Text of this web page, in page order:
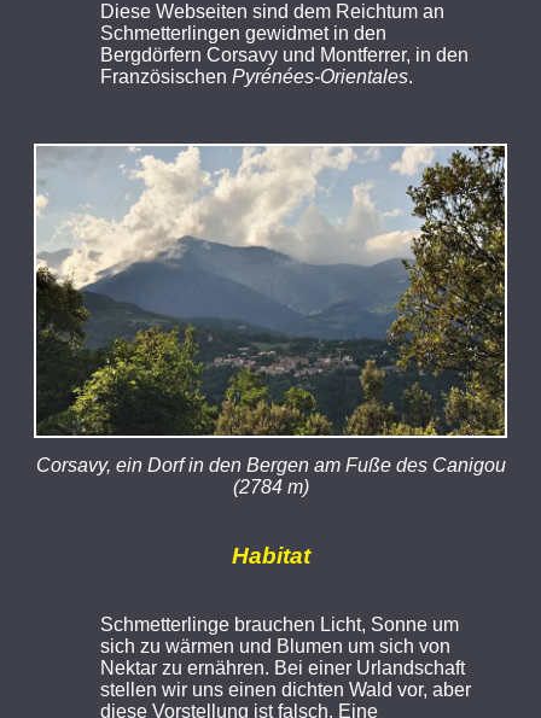
Diese Webseiten sind dem Reichtum an
Schmetterlingen gewidmet in den
Bergdörfern Corsavy und Montferrer, in den
Französischen Pyrénées-Orientales.
Corsavy, ein Dorf in den Bergen am Fuße des Canigou
(2784 m)
Habitat
Schmetterlinge brauchen Licht, Sonne um
sich zu wärmen und Blumen um sich von
Nektar zu ernähren. Bei einer Urlandschaft
stellen wir uns einen dichten Wald vor, aber
diese Vorstellung ist falsch. Eine